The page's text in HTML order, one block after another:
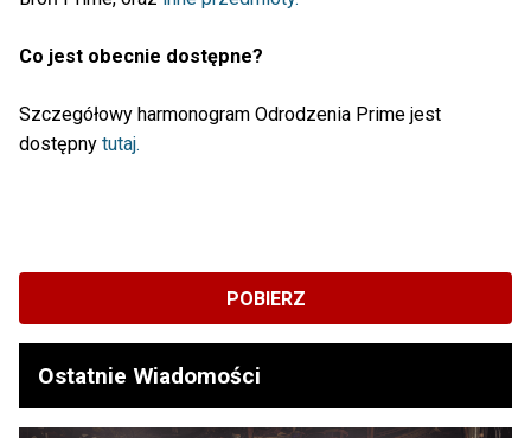
Co jest obecnie dostępne?
Szczegółowy harmonogram Odrodzenia Prime jest
dostępny tutaj.
POBIERZ
Ostatnie Wiadomości